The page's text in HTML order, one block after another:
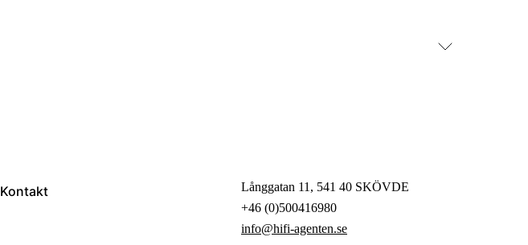
Långgatan 11, 541 40 SKÖVDE
+46 (0)500416980
info@hifi-agenten.se
Kontakt